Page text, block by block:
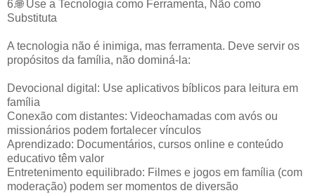
6.🌐 Use a Tecnologia como Ferramenta, Não como
Substituta
A tecnologia não é inimiga, mas ferramenta. Deve servir os
propósitos da família, não dominá-la:
Devocional digital: Use aplicativos bíblicos para leitura em
família
Conexão com distantes: Videochamadas com avós ou
missionários podem fortalecer vínculos
Aprendizado: Documentários, cursos online e conteúdo
educativo têm valor
Entretenimento equilibrado: Filmes e jogos em família (com
moderação) podem ser momentos de diversão